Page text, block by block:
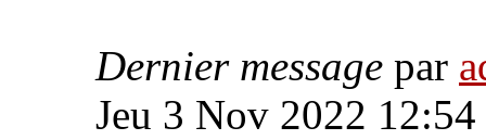
Dernier message par
Jeu 3 Nov 2022 12:54